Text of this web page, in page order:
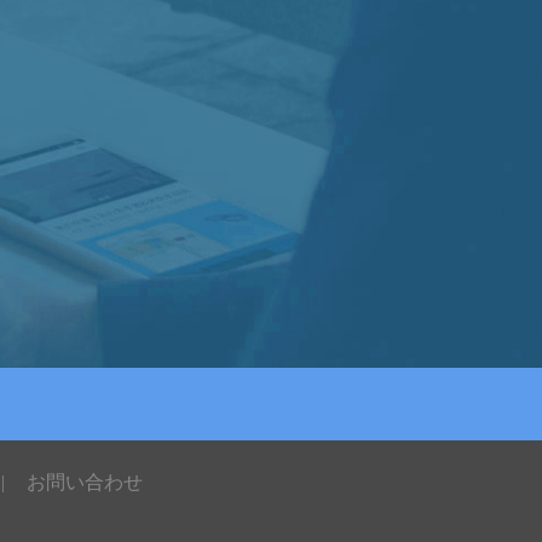
お問い合わせ